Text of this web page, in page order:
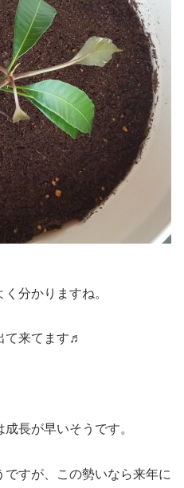
分かりますね。
て来てます♬
長が早いそうです。
すが、この勢いなら来年に